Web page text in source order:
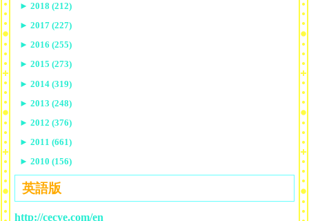
► 2018 (212)
► 2017 (227)
► 2016 (255)
► 2015 (273)
► 2014 (319)
► 2013 (248)
► 2012 (376)
► 2011 (661)
► 2010 (156)
英語版
http://cecye.com/en